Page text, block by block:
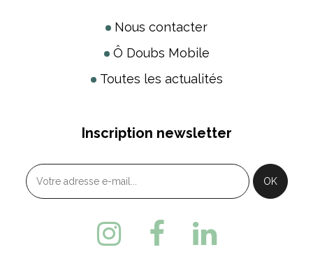
Nous contacter
Ô Doubs Mobile
Toutes les actualités
Inscription newsletter